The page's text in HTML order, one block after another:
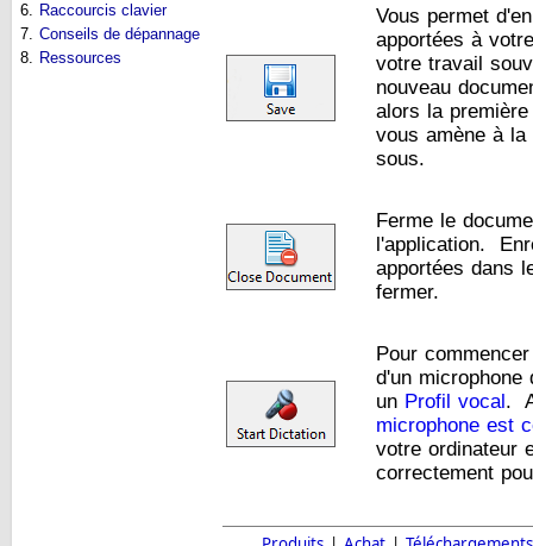
6. Raccourcis clavier
7. Conseils de dépannage
8. Ressources
Vous permet
apportées à
votre travail
nouveau
alors la
vous amène à la
sous.
Ferme le
l'application.
apportées dans
fermer.
Pour
d'un microphone
un Profil vocal.
microphone est
votre ordinateur
correctement